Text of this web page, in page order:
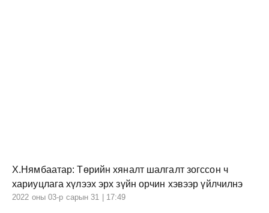
Х.Нямбаатар: Төрийн хяналт шалгалт зогссон ч
хариуцлага хүлээх эрх зүйн орчин хэвээр үйлчилнэ
2022 оны 03-р сарын 31 | 17:49